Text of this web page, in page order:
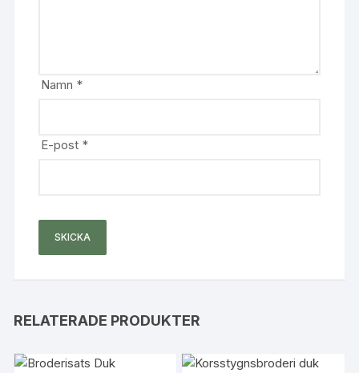
Namn *
E-post *
RELATERADE PRODUKTER